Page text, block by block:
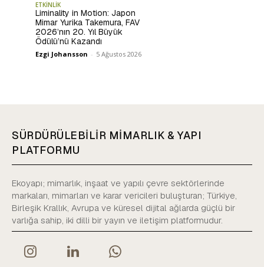
ETKİNLİK
Liminality in Motion: Japon
Mimar Yurika Takemura, FAV
2026’nın 20. Yıl Büyük
Ödülü’nü Kazandı
Ezgi Johansson - 5 Ağustos 2026
SÜRDÜRÜLEBİLİR MİMARLIK & YAPI
PLATFORMU
Ekoyapı; mimarlık, inşaat ve yapılı çevre sektörlerinde
markaları, mimarları ve karar vericileri buluşturan; Türkiye,
Birleşik Krallık, Avrupa ve küresel dijital ağlarda güçlü bir
varlığa sahip, iki dilli bir yayın ve iletişim platformudur.